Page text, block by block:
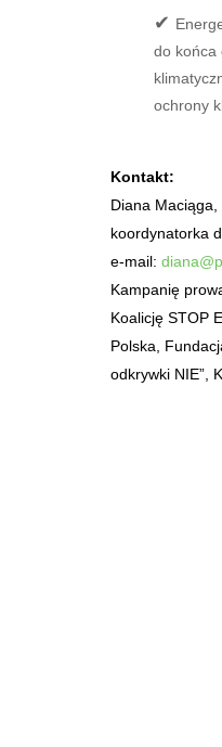
do końca
ochrony
Kontakt:
Diana Maciąga,
koordynatorka
e-mail:
Kampanię
Koalicję STOP
Polska,
odkrywki NIE”,